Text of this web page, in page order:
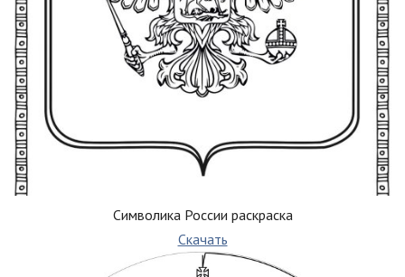
Символика России раскраска
Скачать